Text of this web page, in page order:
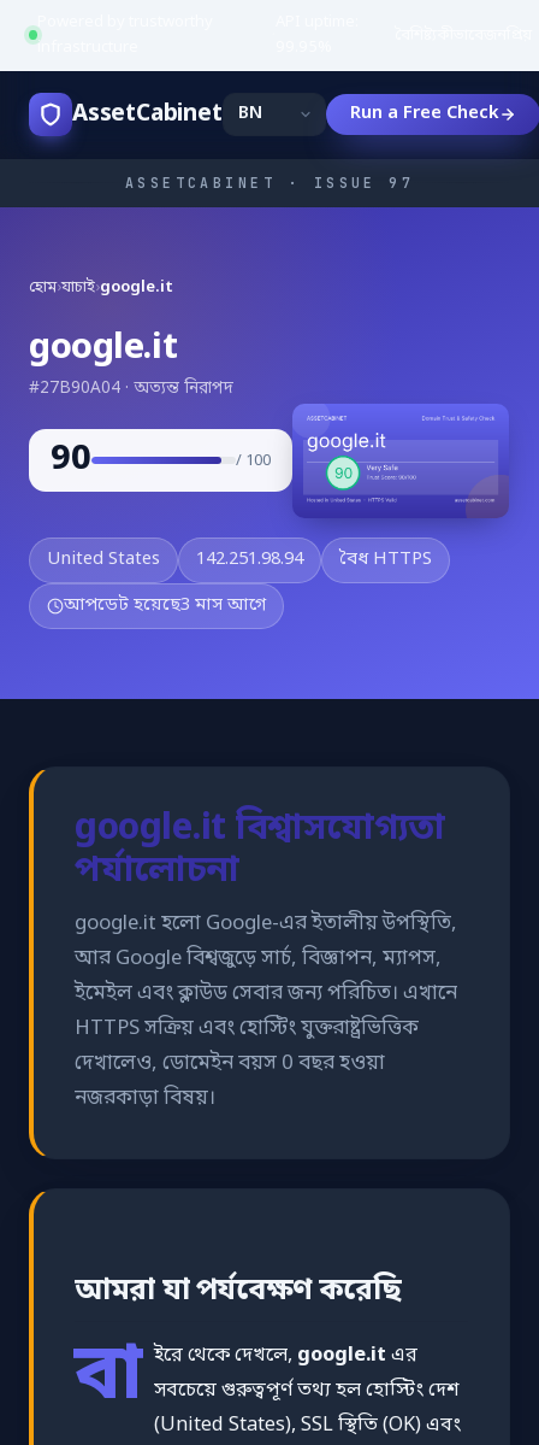
Powered by trustworthy
infrastructure
AssetCabinet Run a Free Check
ASSETCABINET · ISSUE 97
হোম›যাচাই›google.it
google.it
#27B90A04 · অত্যন্ত নিরাপদ
90 / 100
United States 142.251.98.94
বৈধ HTTPS
আপডেট হয়েছে3 মাস আগে
google.it বিশ্বাসযোগ্যতা
পর্যালোচনা
google.it হলো Google-এর ইতালীয় উপস্থিতি,
আর Google বিশ্বজুড়ে সার্চ, বিজ্ঞাপন, ম্যাপস,
ইমেইল এবং ক্লাউড সেবার জন্য পরিচিত। এখানে
HTTPS সক্রিয় এবং হোস্টিং যুক্তরাষ্ট্রভিত্তিক
দেখালেও, ডোমেইন বয়স 0 বছর হওয়া
নজরকাড়া বিষয়।
আমরা যা পর্যবেক্ষণ করেছি
বা ইরে থেকে দেখলে, google.it এর
সবচেয়ে গুরুত্বপূর্ণ তথ্য হল হোস্টিং দেশ
(United States), SSL স্থিতি (OK) এবং